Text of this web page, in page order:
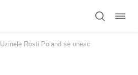
Uzinele Rosti Poland se unesc